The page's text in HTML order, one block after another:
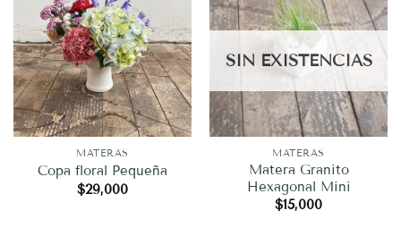
MATERAS
Copa floral Pequeña
$29,000
SIN EXISTENCIAS
MATERAS
Matera Granito
Hexagonal Mini
$15,000